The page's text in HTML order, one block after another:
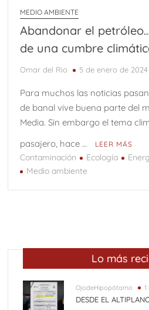
MEDIO AMBIENTE
Abandonar el
de una cumbre
Omar del Rio 5 de enero de 2024
Para muchos las noticias
de banal vive buena parte del
Media. Sin embargo el tema
pasajero, hace …
LEER MÁS
Contaminación Ecología
Medio ambiente
Lo más
OjodeHipopótamo
DESDE EL